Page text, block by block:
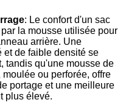
: Le confort d'un sac
la mousse utilisée pour
arrière. Une
et de faible densité se
tandis qu'une mousse de
ou perforée, offre
portage et une meilleure
plus élevé.